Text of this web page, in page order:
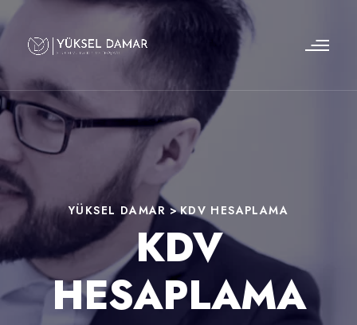
YÜKSEL DAMAR >KDV HESAPLAMA
KDV
HESAPLAMA